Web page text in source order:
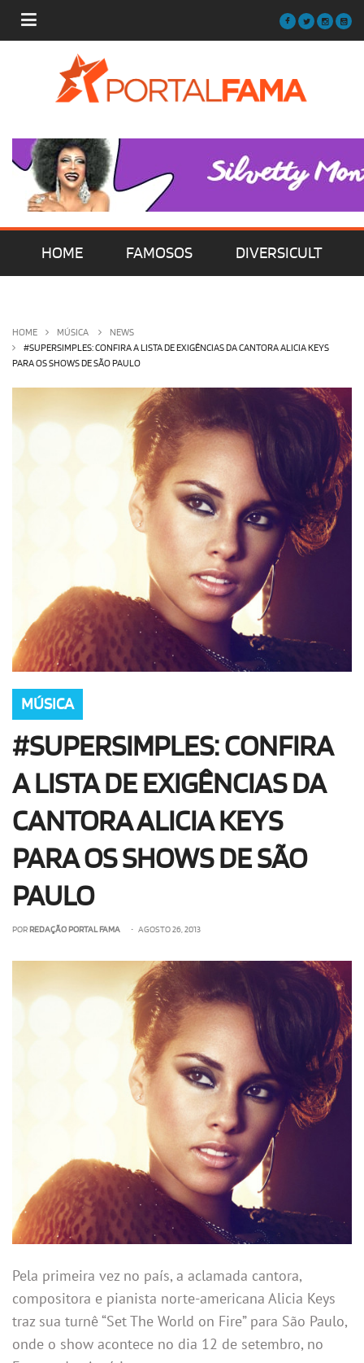
HOME FAMOSOS DIVERSICULT
OLHA ISSO! EU QUERO!
HOME MÚSICA
NEWS
#SUPERSIMPLES: CONFIRA A LISTA DE EXIGÊNCIAS DA CANTORA ALICIA KEYS
PARA OS SHOWS DE SÃO PAULO
MÚSICA
#SUPERSIMPLES: CONFIRA
A LISTA DE EXIGÊNCIAS DA
CANTORA ALICIA KEYS
PARA OS SHOWS DE SÃO
PAULO
POR REDAÇÃO PORTAL FAMA • AGOSTO 26, 2013
Pela primeira vez no país, a aclamada cantora,
compositora e pianista norte-americana Alicia Keys
traz sua turnê “Set The World on Fire” para São Paulo,
onde o show acontece no dia 12 de setembro, no